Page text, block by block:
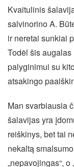
Kvaitulinis
salvinorino A.
ir neretai sunkiai
Todėl šis
palyginimui su
atsakingo
Man svarbiausia
šalavijas yra
reiškinys, bet tai
nekaltą
„nepavojingas“, o